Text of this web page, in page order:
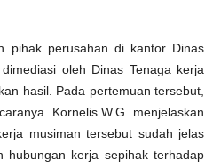
pihak perusahan di kantor Dinas
oleh Dinas Tenaga kerja
hasil. Pada pertemuan tersebut,
Kornelis.W.G menjelaskan
musiman tersebut sudah jelas
hubungan kerja sepihak terhadap